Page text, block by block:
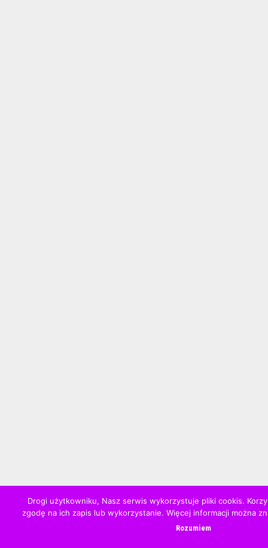
Drogi użytkowniku, Nasz serwis wykorzystuje pliki cookis.
zgodę na ich zapis lub wykorzystanie. Więcej informacji można
Rozumiem